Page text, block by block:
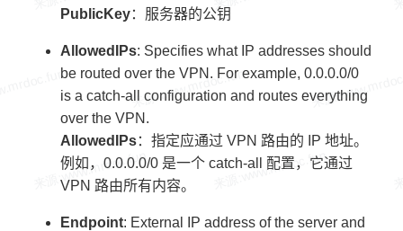
PublicKey：服务器的公钥
AllowedIPs: Specifies what IP addresses should
be routed over the VPN. For example, 0.0.0.0/0
is a catch-all configuration and routes everything
over the VPN.
AllowedIPs：指定应通过 VPN 路由的 IP 地址。
例如，0.0.0.0/0 是一个 catch-all 配置，它通过
VPN 路由所有内容。
Endpoint: External IP address of the server and